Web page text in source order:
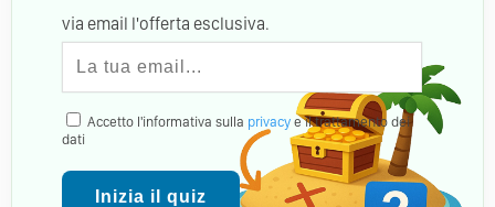
via email l'offerta esclusiva.
Accetto l'informativa sulla privacy e il trattamento dei
dati
Inizia il quiz